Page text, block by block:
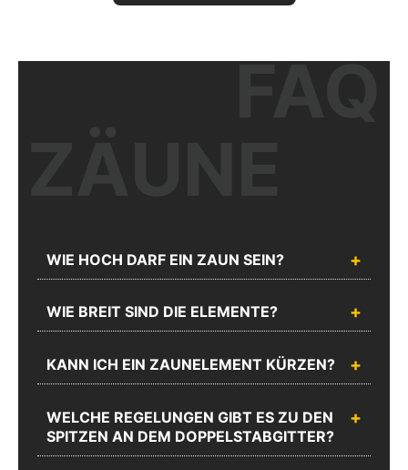
Sie mit
uns
Unseren
erreichen Sie
Mo.-Do.:
08:00 -
Rufen Sie
Sie erreichen
uns unter
8873-1200
Mo.-Do.:
08:00 -
FAQ
WIE HOCH DARF EIN ZAUN SEIN?
WIE BREIT SIND DIE ELEMENTE?
KANN ICH EIN ZAUNELEMENT KÜRZEN?
WELCHE REGELUNGEN GIBT ES ZU DEN
SPITZEN AN DEM DOPPELSTABGITTER?